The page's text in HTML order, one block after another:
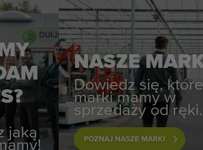
jaką
NASZE
Dowiedz się, które
marki mamy w
sprzedaży od ręki.
POZNAJ NASZE MARKI